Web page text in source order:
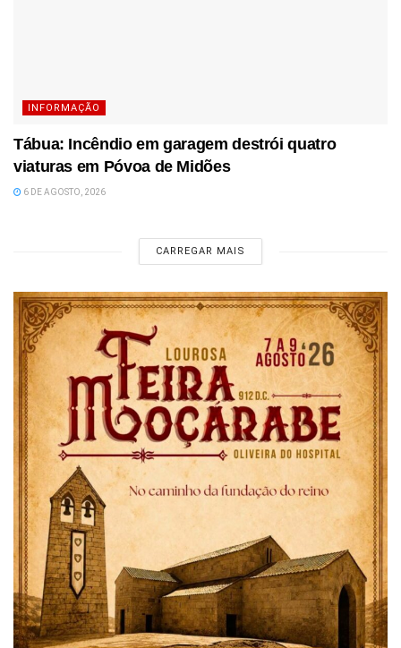
INFORMAÇÃO
Tábua: Incêndio em garagem destrói quatro
viaturas em Póvoa de Midões
6 DE AGOSTO, 2026
CARREGAR MAIS